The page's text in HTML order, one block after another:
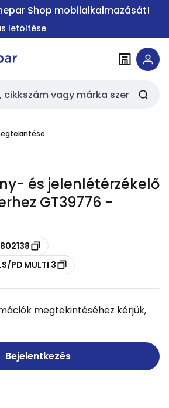
Shop mobilalkalmazását!
letöltése
és jelenlétérzékelő
GT39776 -
PD MULTI 3
megtekintéséhez kérjük,
Bejelentkezés